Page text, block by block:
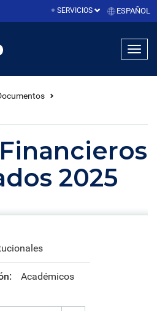
SERVICIOS ESPAÑOL
2025
Académicos